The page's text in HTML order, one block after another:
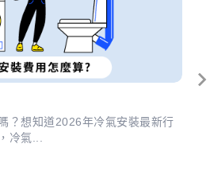
？想知道2026年冷氣安裝最新行
冷氣...